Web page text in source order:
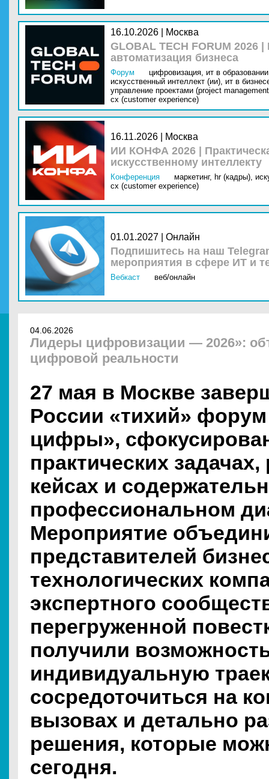
16.10.2026 | Москва
GLOBAL TECH FORUM
автоматизация бизнеса
Форум цифровизация, ит в
искусственный интеллект (ии), ит в
управление проектами (project
cx (customer experience)
16.11.2026 | Москва
ИИ КОНФА 2026 |
искусственному интеллекту
Конференция маркетинг, hr (кадры),
cx (customer experience)
01.01.2027 | Онлайн
Подпишитесь на наш
мероприятия в сфере ИТ и
Вебкаст веб/онлайн
04.06.2026
Лидеры цифровизации — 2026»:
цифровой реальности
27 мая в Москве
России «тихий»
цифры»,
практических
кейсах и
профессиональном
Мероприятие
представителей
технологических
экспертного
перегруженной
получили
индивидуальную
сосредоточиться на
вызовах и детально
решения, которые
сегодня.